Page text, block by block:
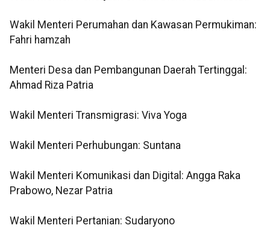
Wakil Menteri Perumahan dan Kawasan Permukiman:
Fahri hamzah
Menteri Desa dan Pembangunan Daerah Tertinggal:
Ahmad Riza Patria
Wakil Menteri Transmigrasi: Viva Yoga
Wakil Menteri Perhubungan: Suntana
Wakil Menteri Komunikasi dan Digital: Angga Raka
Prabowo, Nezar Patria
Wakil Menteri Pertanian: Sudaryono